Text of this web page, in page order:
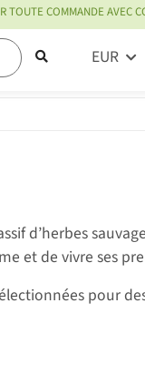
TOUTE COMMANDE AVEC
EUR
d’herbes
et de vivre ses
pour